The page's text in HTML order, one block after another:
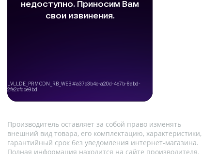
Производитель оставляет за собой право изменять
внешний вид товара, его комплектацию, характеристики,
гарантийный срок без уведомления интернет-магазина.
Полная информация находится на сайте производителя.